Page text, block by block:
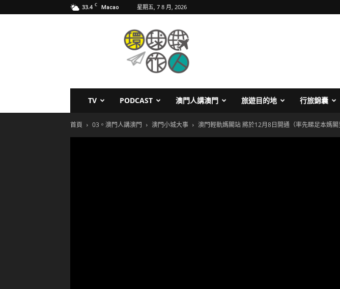
33.4 C Macao 星期五, 7 8 月, 2026
TV PODCAST 澳門人講澳門 旅遊目的地 行旅錦囊
首頁 03。澳門人講澳門 澳門小城大事 澳門輕軌媽閣站 將於12月8日開通（率先睇足本媽閣